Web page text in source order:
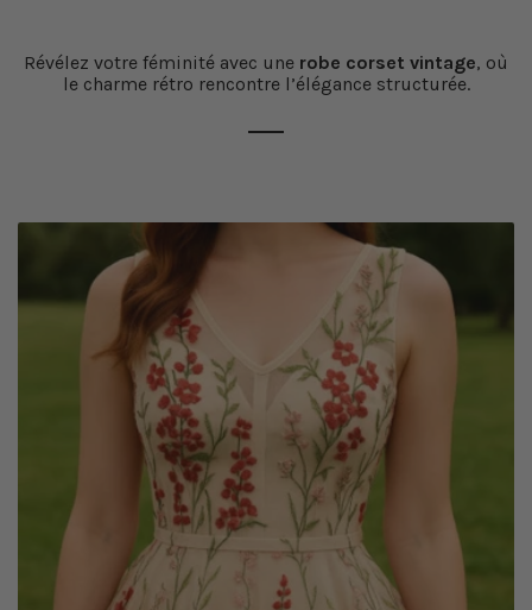
Révélez votre féminité avec une robe corset vintage, où
le charme rétro rencontre l’élégance structurée.